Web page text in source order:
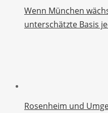
Wenn München
unterschätzte Basis
Rosenheim und